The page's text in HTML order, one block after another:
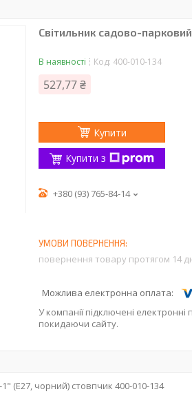
Світильник садово-
В наявності Код: 400-010-134
527,77 ₴
Купити
Купити з
+380 (93) 765-84-14
повернення товару протягом 14
У компанії підключені
покидаючи сайту.
(Е27, чорний) стовпчик 400-010-134